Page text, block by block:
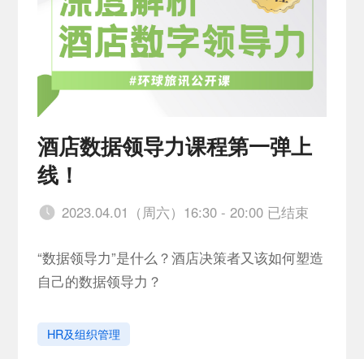
酒店数据领导力课程第一弹上
线！
2023.04.01（周六）16:30 - 20:00 已结束
“数据领导力”是什么？酒店决策者又该如何塑造
自己的数据领导力？
HR及组织管理